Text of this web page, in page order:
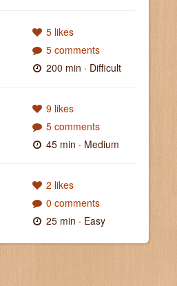
5 likes
5 comments
200 min · Difficult
9 likes
5 comments
45 min · Medium
2 likes
0 comments
25 min · Easy